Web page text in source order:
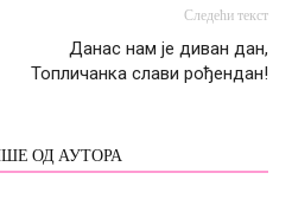
Следећи текст
Данас нам је диван дан,
Топличанка слави рођендан!
ОД АУТОРА